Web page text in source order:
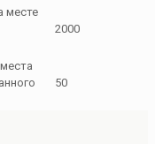
месте
2000
50